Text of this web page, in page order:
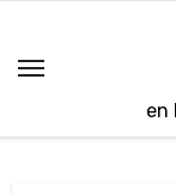
innehåll
en